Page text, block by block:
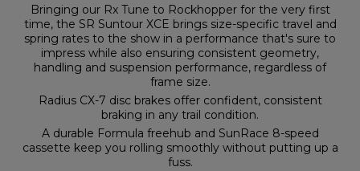
Bringing our Rx Tune to Rockhopper for the very first
time, the SR Suntour XCE brings size-specific travel and
spring rates to the show in a performance that's sure to
impress while also ensuring consistent geometry,
handling and suspension performance, regardless of
frame size.
Radius CX-7 disc brakes offer confident, consistent
braking in any trail condition.
A durable Formula freehub and SunRace 8-speed
cassette keep you rolling smoothly without putting up a
fuss.